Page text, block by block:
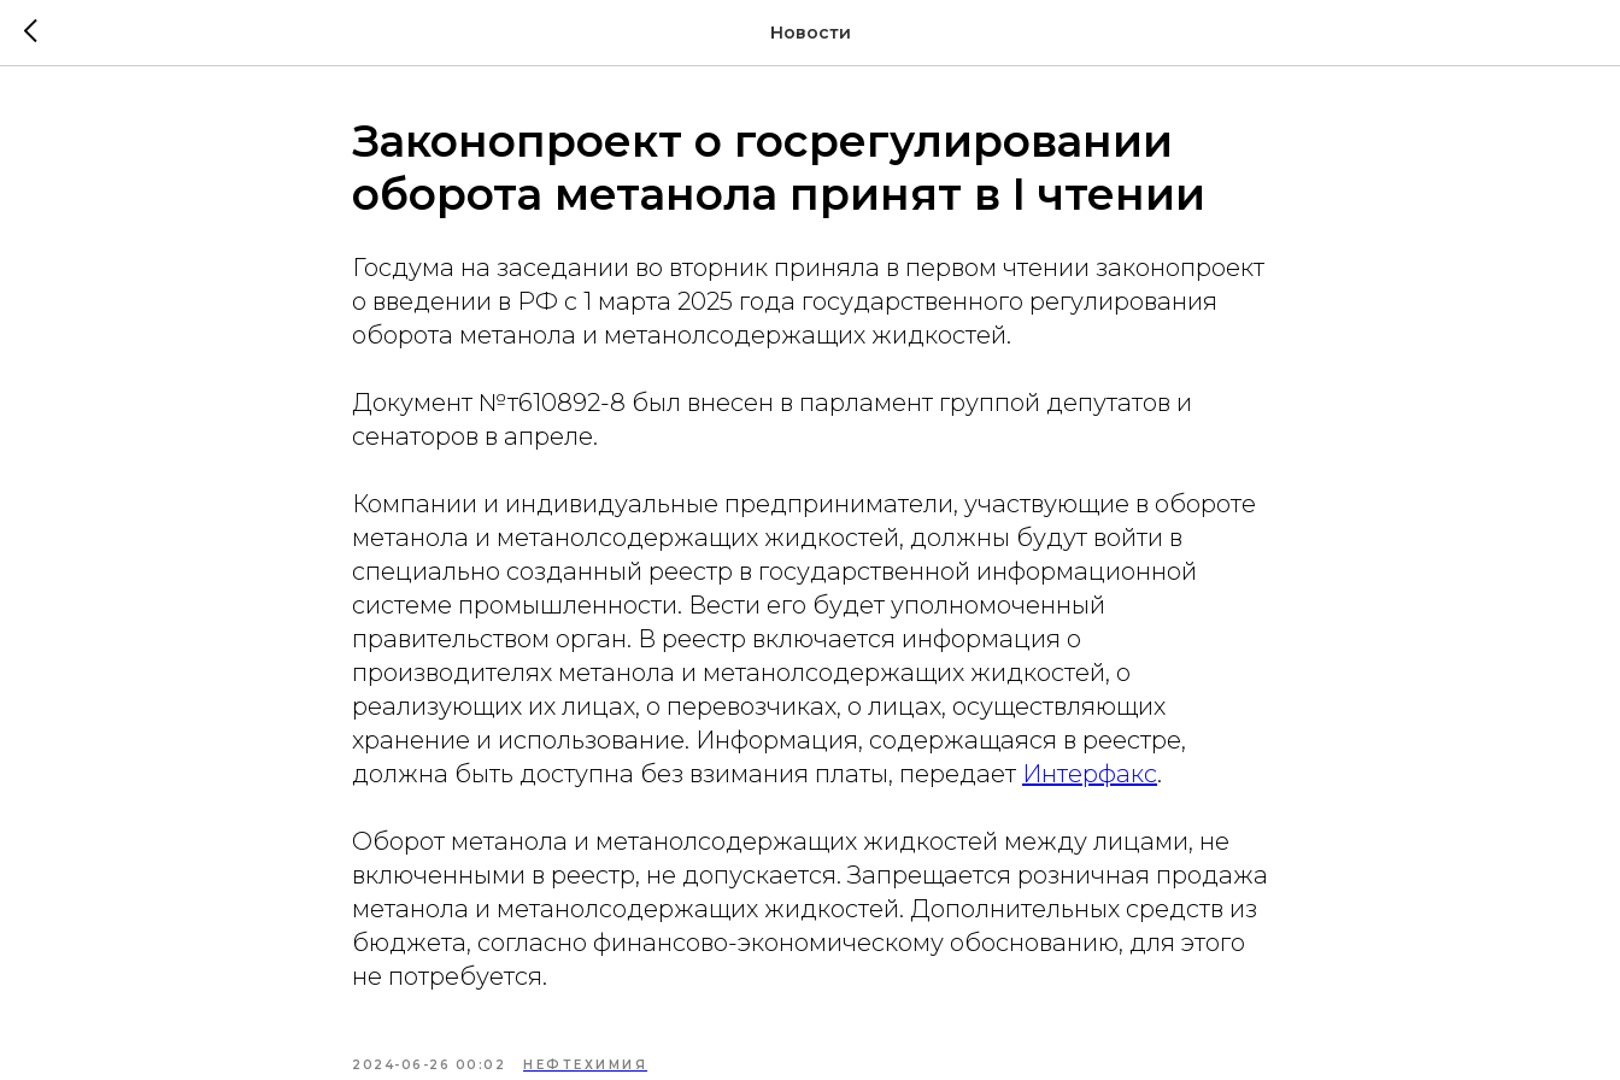
Новости
Законопроект о госрегулировании
оборота метанола принят в I чтении
Госдума на заседании во вторник приняла в первом чтении законопроект
о введении в РФ с 1 марта 2025 года государственного регулирования
оборота метанола и метанолсодержащих жидкостей.
Документ №т610892-8 был внесен в парламент группой депутатов и
сенаторов в апреле.
Компании и индивидуальные предприниматели, участвующие в обороте
метанола и метанолсодержащих жидкостей, должны будут войти в
специально созданный реестр в государственной информационной
системе промышленности. Вести его будет уполномоченный
правительством орган. В реестр включается информация о
производителях метанола и метанолсодержащих жидкостей, о
реализующих их лицах, о перевозчиках, о лицах, осуществляющих
хранение и использование. Информация, содержащаяся в реестре,
должна быть доступна без взимания платы, передает Интерфакс.
Оборот метанола и метанолсодержащих жидкостей между лицами, не
включенными в реестр, не допускается. Запрещается розничная продажа
метанола и метанолсодержащих жидкостей. Дополнительных средств из
бюджета, согласно финансово-экономическому обоснованию, для этого
не потребуется.
2024-06-26 00:02 НЕФТЕХИМИЯ